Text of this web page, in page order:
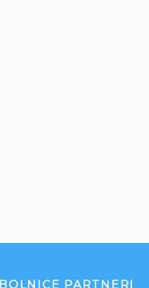
BOLNICE PARTNERI